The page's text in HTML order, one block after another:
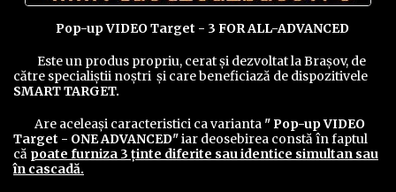
Pop-up VIDEO Target - 3 FOR ALL-ADVANCED
Este un produs propriu, cerat şi dezvoltat la Braşov, de
către specialiştii noştri şi care beneficiază de dispozitivele
SMART TARGET.
Are aceleaşi caracteristici ca varianta " Pop-up VIDEO
Target - ONE ADVANCED"iar deosebirea constă în faptul
că poate furniza 3 ţinte diferite sau identice simultan sau
în cascadă.